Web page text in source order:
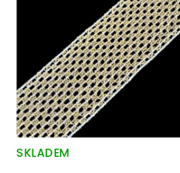
SKLADEM